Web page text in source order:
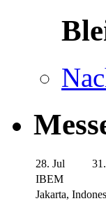
28. Jul
IBEM
Jakarta,